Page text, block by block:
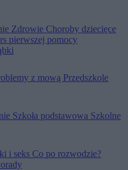
Zdrowie Choroby dziecięce
pierwszej pomocy
z mową Przedszkole
Szkoła podstawowa Szkolne
i seks Co po rozwodzie?